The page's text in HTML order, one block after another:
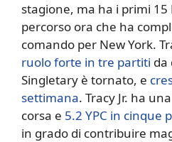
stagione, ma ha i primi 15
percorso ora che ha
comando per New York.
ruolo forte in tre partiti da
Singletary è tornato, e
settimana. Tracy Jr. ha
corsa e 5.2 YPC in cinque
in grado di contribuire